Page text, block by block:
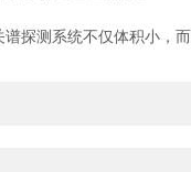
测系统不仅体积小，而